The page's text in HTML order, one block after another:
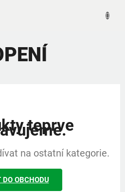
teprve
na ostatní kategorie.
DO OBCHODU